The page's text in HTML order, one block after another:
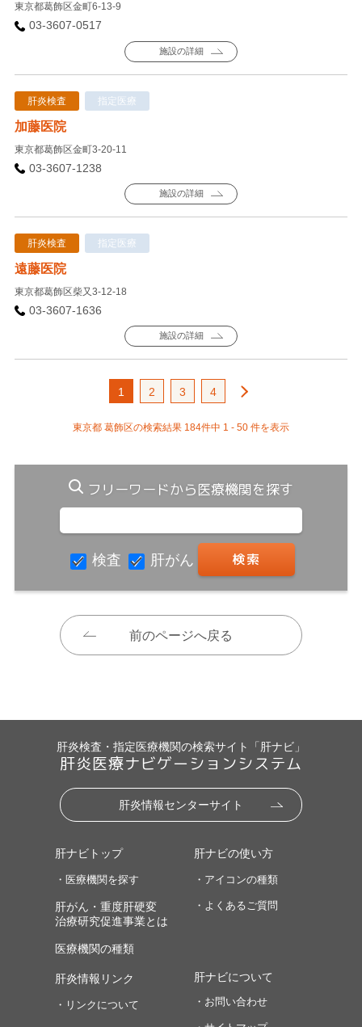
東京都葛飾区金町6-13-9
03-3607-0517
施設の詳細
肝炎検査 指定医療
加藤医院
東京都葛飾区金町3-20-11
03-3607-1238
施設の詳細
肝炎検査 指定医療
遠藤医院
東京都葛飾区柴又3-12-18
03-3607-1636
施設の詳細
1 2 3 4
東京都 葛飾区の検索結果 184件中 1 - 50 件を表示
フリーワードから医療機関を探す
検査 肝がん
前のページへ戻る
肝炎検査・指定医療機関の検索サイト「肝ナビ」
肝炎医療ナビゲーションシステム
肝炎情報センターサイト
肝ナビトップ
・医療機関を探す
肝がん・重度肝硬変
治療研究促進事業とは
医療機関の種類
肝ナビの使い方
・アイコンの種類
・よくあるご質問
肝炎情報リンク
・リンクについて
肝ナビについて
・お問い合わせ